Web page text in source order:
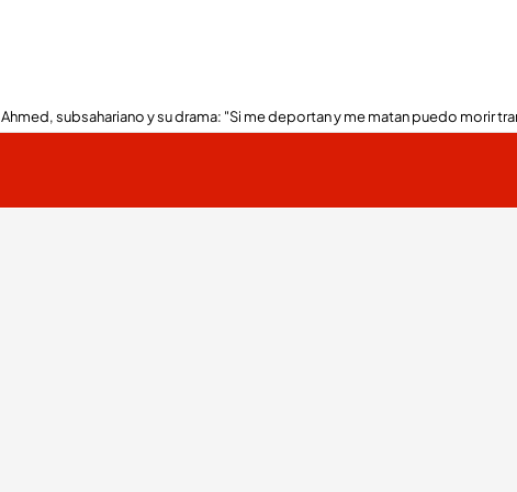
Ahmed, subsahariano y su drama: "Si me deportan y me matan puedo morir